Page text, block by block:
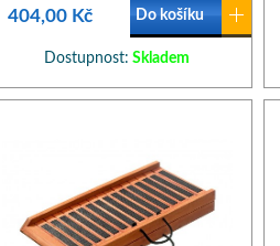
404,00 Kč Do košíku
Dostupnost: Skladem